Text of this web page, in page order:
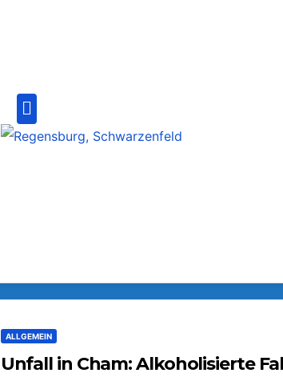
ALLGEMEIN
Unfall in Cham: Alkoholisierte